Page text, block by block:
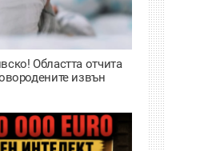
Областта отчита
извън